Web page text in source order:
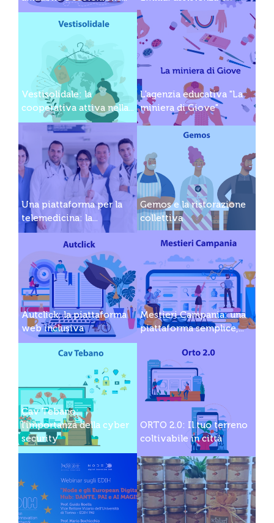
Vestisolidale: la
cooperativa attiva nella...
L'agenzia educativa "La
miniera di Giove"
Una piattaforma per la
telemedicina: la...
Gemos e la ristorazione
collettiva
Autclick: la piattaforma
web inclusiva
Mestieri Campania: una
piattaforma semplice,...
Cav Tebano:
l'importanza della cyber
security
ORTO 2.0: Il tuo terreno
coltivabile in città